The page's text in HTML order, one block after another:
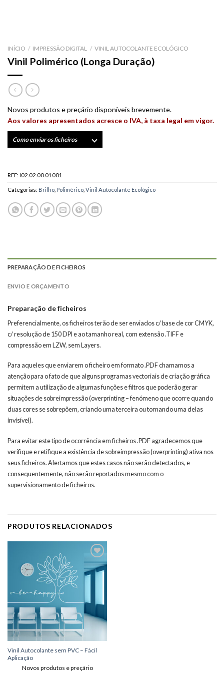
INÍCIO / IMPRESSÃO DIGITAL / VINIL AUTOCOLANTE ECOLÓGICO
Vinil Polimérico (Longa Duração)
Novos produtos e preçário disponíveis brevemente.
Aos valores apresentados acresce o IVA, à taxa legal em vigor.
Como enviar os ficheiros
REF: I02.02.00.01001
Categorias: Brilho Polimérico Vinil Autocolante Ecológico
PREPARAÇÃO DE FICHEIROS
ENVIO E ORÇAMENTO
Preparação de ficheiros
Preferencialmente, os ficheiros terão de ser enviados c/ base de cor CMYK,
c/ resolução de 150 DPI e ao tamanho real, com extensão .TIFF e
compressão em LZW, sem Layers.
Para aqueles que enviarem o ficheiro em formato .PDF chamamos a
atenção para o fato de que alguns programas vectoriais de criação gráfica
permitem a utilização de algumas funções e filtros que poderão gerar
situações de sobreimpressão (overprinting – fenómeno que ocorre quando
duas cores se sobrepõem, criando uma terceira ou tornando uma delas
invisível).
Para evitar este tipo de ocorrência em ficheiros .PDF agradecemos que
verifique e retifique a existência de sobreimpressão (overprinting) ativa nos
seus ficheiros. Alertamos que estes casos não serão detectados, e
consequentemente, não serão reportados mesmo com o
supervisionamento de ficheiros.
PRODUTOS RELACIONADOS
Adicionar
aos meus
desejos
Vinil Autocolante sem PVC – Fácil
Aplicação
Novos produtos e preçário